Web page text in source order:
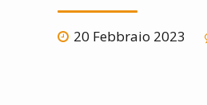
20 Febbraio 2023